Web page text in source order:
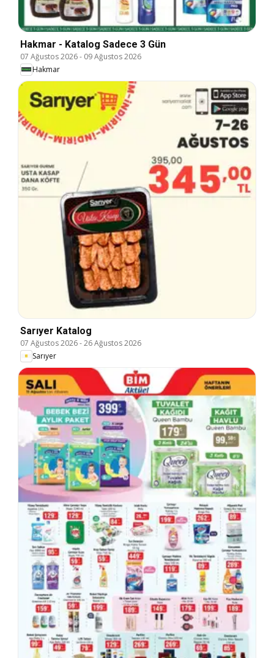
Hakmar - Katalog Sadece 3 Gün
07 Ağustos 2026- 09 Ağustos 2026
Hakmar
Sarıyer Katalog
07 Ağustos 2026-26 Ağustos 2026
Sarıyer